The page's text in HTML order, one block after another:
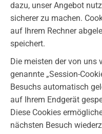
dazu, unser Angebot
sicherer zu machen.
auf Ihrem Rechner
speichert.
Die meisten der von uns
genannte „Session-
Besuchs automatisch
auf Ihrem Endgerät
Diese Cookies
nächsten Besuch